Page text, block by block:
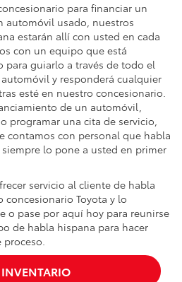
para financiar un
automóvil usado, nuestros
estarán allí con usted en cada
con un equipo que está
para guiarlo a través de todo el
y responderá cualquier
esté en nuestro concesionario.
de un automóvil,
programar una cita de servicio,
contamos con personal que habla
lo pone a usted en primer
servicio al cliente de habla
Toyota y lo
o pase por aquí hoy para reunirse
de habla hispana para hacer
proceso.